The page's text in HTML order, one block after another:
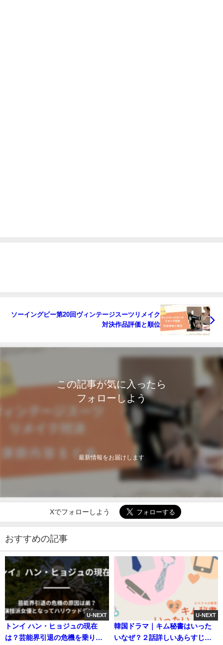
ソーイングビー第20回ヴィンテージスーツリメイク
対決作品評価と順位
この記事が気に入ったら
フォローしよう
最新情報をお届けします
Xでフォローしよう
おすすめの記事
U-NEXT
トンイ ハン・ヒョジュの現在
は？芸能界引退の危機を乗り越
U-NEXT
韓国ドラマ｜キム秘書はいった
いなぜ？２話詳しいあらすじと